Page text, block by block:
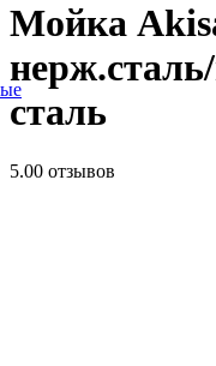
Мойка
сталь
5.00 отзывов